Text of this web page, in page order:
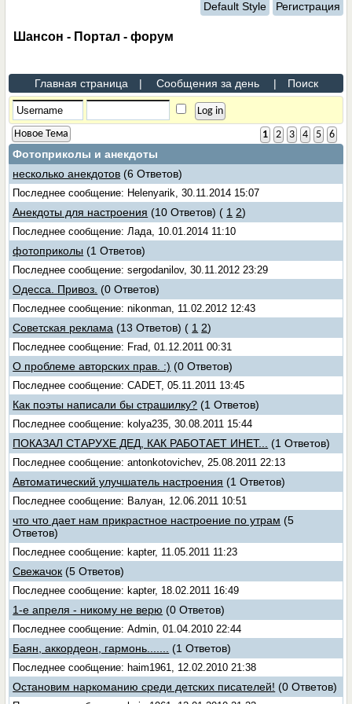
Default Style Регистрация
Шансон - Портал - форум
Главная страница | Сообщения за день | Поиск
1 2 3 4 5 6
Новое Тема
Фотоприколы и анекдоты
несколько анекдотов (6 Ответов)
Последнее сообщение: Helenyarik, 30.11.2014 15:07
Анекдоты для настроения (10 Ответов) ( 1 2)
Последнее сообщение: Лада, 10.01.2014 11:10
фотоприколы (1 Ответов)
Последнее сообщение: sergodanilov, 30.11.2012 23:29
Одесса. Привоз. (0 Ответов)
Последнее сообщение: nikonman, 11.02.2012 12:43
Советская реклама (13 Ответов) ( 1 2)
Последнее сообщение: Frad, 01.12.2011 00:31
О проблеме авторских прав. :) (0 Ответов)
Последнее сообщение: CADET, 05.11.2011 13:45
Как поэты написали бы страшилку? (1 Ответов)
Последнее сообщение: kolya235, 30.08.2011 15:44
ПОКАЗАЛ СТАРУХЕ ДЕД, КАК РАБОТАЕТ ИНЕТ... (1 Ответов)
Последнее сообщение: antonkotovichev, 25.08.2011 22:13
Автоматический улучшатель настроения (1 Ответов)
Последнее сообщение: Валуан, 12.06.2011 10:51
что что дает нам прикрастное настроение по утрам (5
Ответов)
Последнее сообщение: kapter, 11.05.2011 11:23
Свежачок (5 Ответов)
Последнее сообщение: kapter, 18.02.2011 16:49
1-е апреля - никому не верю (0 Ответов)
Последнее сообщение: Admin, 01.04.2010 22:44
Баян, аккордеон, гармонь....... (1 Ответов)
Последнее сообщение: haim1961, 12.02.2010 21:38
Остановим наркоманию среди детских писателей! (0 Ответов)